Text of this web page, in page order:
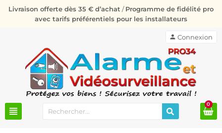
Livraison offerte dès 35 € d’achat /Programme de fidélité pro
avec tarifs préférentiels pour les installateurs
view_headline
person Connexion
0